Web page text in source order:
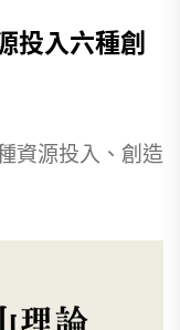
投入六種創
資源投入、創造